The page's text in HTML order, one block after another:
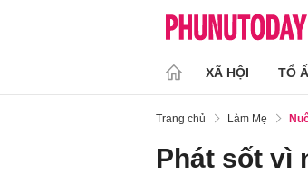
XÃ HỘI TỔ
Trang chủ Làm Mẹ
Phát sốt vì